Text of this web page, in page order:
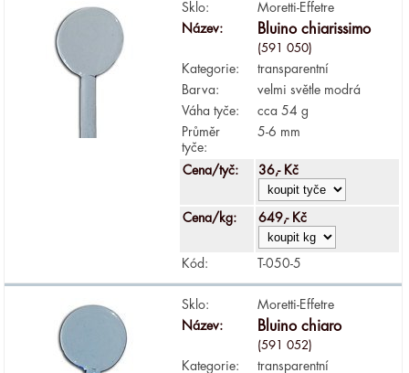
Sklo:
Moretti-Effetre
Název:
Bluino chiarissimo
(591 050)
Kategorie:
transparentní
Barva:
velmi světle modrá
Váha tyče:
cca 54 g
Průměr
tyče:
5-6 mm
Cena/tyč: 36,- Kč
Cena/kg: 649,- Kč
Kód: T-050-5
Sklo:
Moretti-Effetre
Název:
Bluino chiaro
(591 052)
Kategorie:
transparentní